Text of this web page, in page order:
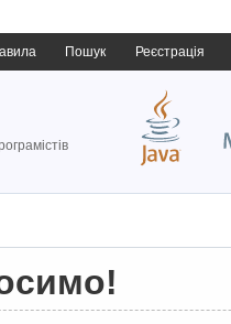
Пошук Реєстрація